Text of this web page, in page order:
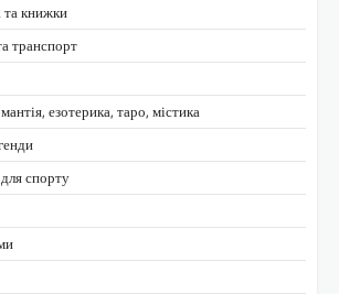
та книжки
транспорт
езотерика, таро, містика
спорту